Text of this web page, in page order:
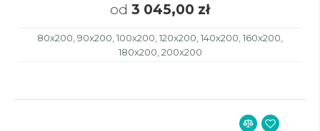
od 3 045,00 zł
80x200, 90x200, 100x200, 120x200, 140x200, 160x200,
180x200, 200x200